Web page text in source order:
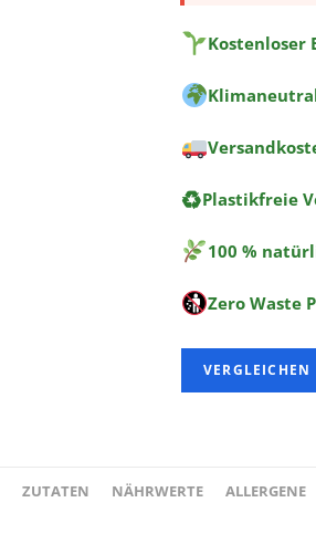
Kostenloser
♻Plastikfreie
100 %
Zero Waste
VERGLEICHEN
ZUTATEN NÄHRWERTE ALLERGENE